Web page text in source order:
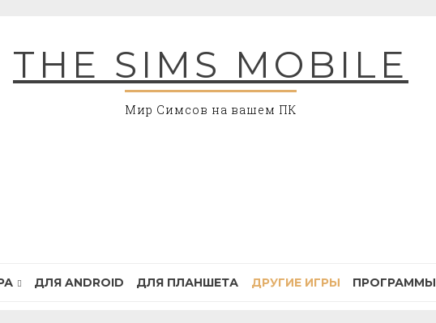
THE SIMS MOBILE
Мир Симсов на вашем ПК
ДЛЯ ANDROID ДЛЯ ПЛАНШЕТА ДРУГИЕ ИГРЫ ПРОГРАММЫ